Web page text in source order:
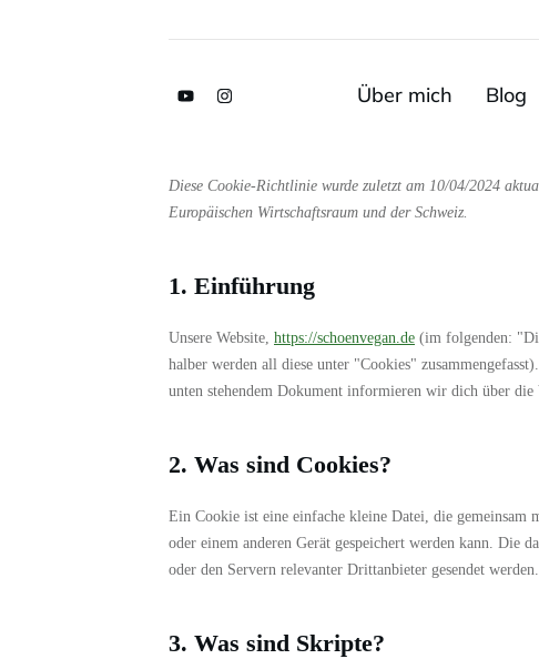
Über mich Blog
Diese Cookie-Richtlinie wurde zuletzt am 10/04/2024
Europäischen Wirtschaftsraum und der Schweiz.
1. Einführung
Unsere Website, https://schoenvegan.de (im folgenden:
halber werden all diese unter "Cookies"
unten stehendem Dokument informieren wir dich über die
2. Was sind Cookies?
Ein Cookie ist eine einfache kleine Datei, die gemeinsam
oder einem anderen Gerät gespeichert werden kann. Die
oder den Servern relevanter Drittanbieter gesendet werden.
3. Was sind Skripte?